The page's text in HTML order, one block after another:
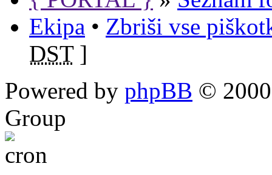
Ekipa • Zbriši vse
DST]
Powered by phpBB ©
Group